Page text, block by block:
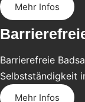
Mehr Infos
Barrierefreie
Selbstständigkeit
Mehr Infos